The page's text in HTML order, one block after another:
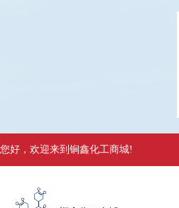
您好，欢迎来到锏鑫化工商城!